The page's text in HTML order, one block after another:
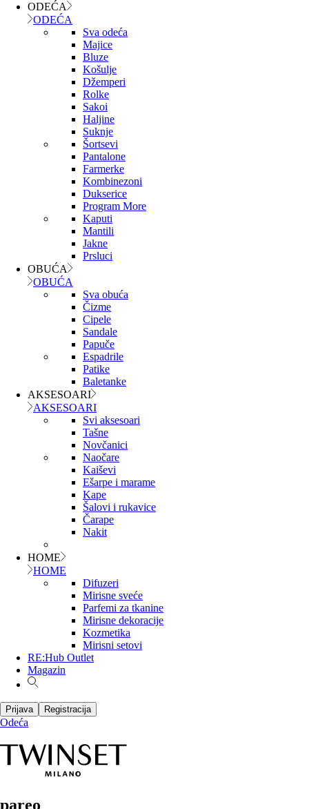
ODEĆA
ODEĆA
Sva odeća
Majice
Bluze
Košulje
Džemperi
Rolke
Sakoi
Haljine
Suknje
Šortsevi
Pantalone
Farmerke
Kombinezoni
Dukserice
Program More
Kaputi
Mantili
Jakne
Prsluci
OBUĆA
OBUĆA
Sva obuća
Čizme
Cipele
Sandale
Papuče
Espadrile
Patike
Baletanke
AKSESOARI
AKSESOARI
Svi aksesoari
Tašne
Novčanici
Naočare
Kaiševi
Ešarpe i marame
Kape
Šalovi i rukavice
Čarape
Nakit
HOME
HOME
Difuzeri
Mirisne sveće
Parfemi za tkanine
Mirisne dekoracije
Kozmetika
Mirisni setovi
RE:Hub Outlet
Magazin
Prijava Registracija
Odeća
pareo